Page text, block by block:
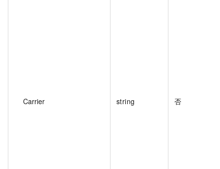
Carrier string 否